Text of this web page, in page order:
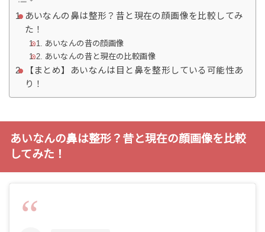
あいなんの鼻は整形？昔と現在の顔画像を比較してみ
た！
あいなんの昔の顔画像
あいなんの昔と現在の比較画像
【まとめ】あいなんは目と鼻を整形している可能性あ
り！
あいなんの鼻は整形？昔と現在の顔画像を比較
してみた！